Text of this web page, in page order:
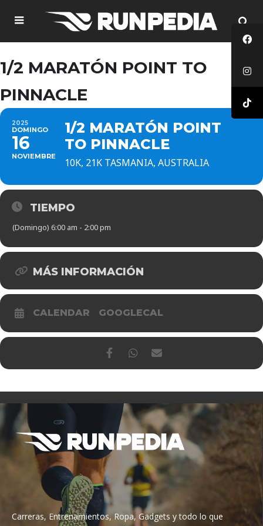
1/2 MARATÓN POINT TO
PINNACLE
2025
DOMINGO
16
NOVIEMBRE
1/2 MARATÓN POINT
TO PINNACLE
10K, 21K TASMANIA, AUSTRALIA
TIEMPO
(Domingo) 6:00 am - 2:00 pm
MÁS INFORMACIÓN
CALENDAR GOOGLECAL
Carreras, Entrenamientos, Ropa, Gadgets y todo lo que